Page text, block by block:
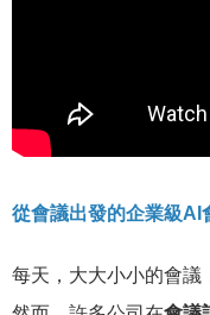
從會議出發的企業級AI
每天，大大小小的會議